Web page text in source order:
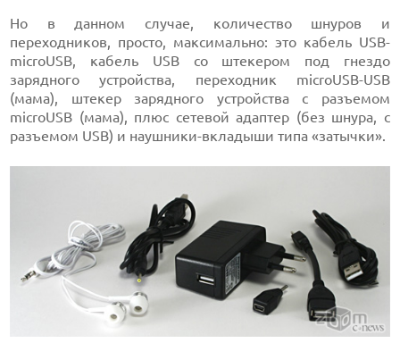
Но в данном случае, количество шнуров и
переходников, просто, максимально: это кабель USB-
microUSB, кабель USB со штекером под гнездо
зарядного устройства, переходник microUSB-USB
(мама), штекер зарядного устройства с разъемом
microUSB (мама), плюс сетевой адаптер (без шнура, с
разъемом USB) и наушники-вкладыши типа «затычки».